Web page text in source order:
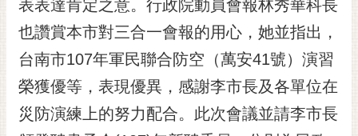
日
本
語
隱
私
權
表表達肯定之意。行政院動員會報林秀華科長
也讚賞本市對三合一會報的用心，她並指出，
台南市107年軍民聯合防空（萬安41號）演習
榮獲優等，表現優異，感謝李市長及各單位在
災防演練上的努力配合。此次會議並請李市長